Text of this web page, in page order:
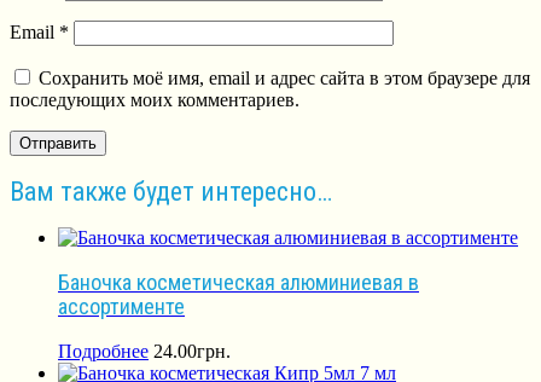
Email *
Сохранить моё имя, email и адрес сайта в этом браузере для
последующих моих комментариев.
Вам также будет интересно…
Баночка косметическая алюминиевая в
ассортименте
Подробнее 24.00грн.